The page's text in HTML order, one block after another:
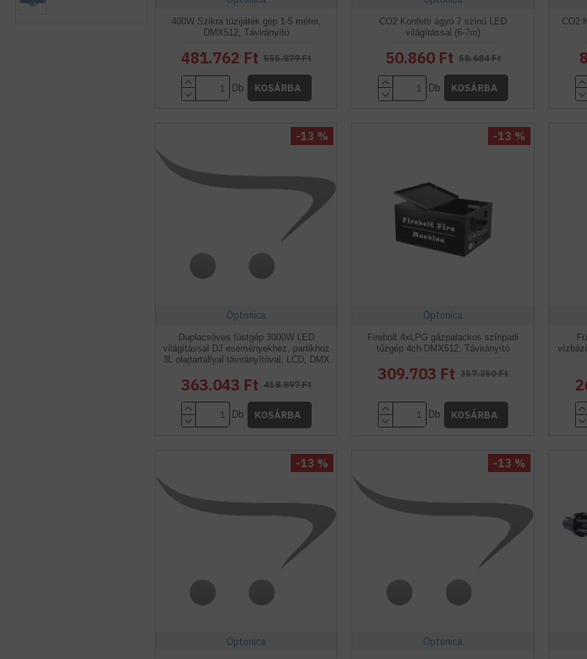
400W Szikra tüzijáték gép 1-5 méter,
DMX512, Távirányító
481.762 Ft 555.879 Ft
Db KOSÁRBA
CO2 Konfetti ágyú 7 színű LED
világítással (6-7m)
50.860 Ft 58.684 Ft
Db KOSÁRBA
CO2
-13 %
Optonica
Duplacsöves füstgép 3000W LED
világítással DJ eseményekhez, partikhoz
3L olajtartállyal távirányítóval, LCD, DMX
363.043 Ft 418.897 Ft
Db KOSÁRBA
-13 %
Optonica
Firebolt 4xLPG gázpalackos színpadi
tűzgép 4ch DMX512, Távirányító
309.703 Ft 357.350 Ft
Db KOSÁRBA
-13 %
Optonica
-13 %
Optonica